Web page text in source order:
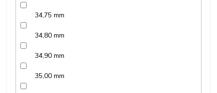
34,75 mm
34,80 mm
34,90 mm
35,00 mm